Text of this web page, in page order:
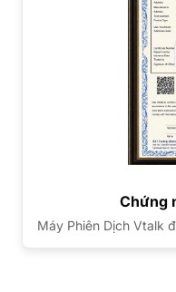
Chứng
Máy Phiên Dịch Vtalk